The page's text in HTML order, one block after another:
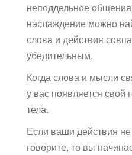
неподдельное
наслаждение можно
слова и действия
убедительным.
Когда слова и мысли
у вас появляется свой
тела.
Если ваши действия
говорите, то вы